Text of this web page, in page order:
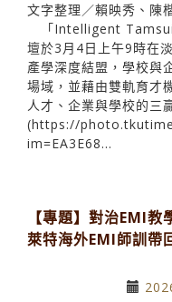
文字整理／賴映秀、
「Intelligent Tamsui
壇於3月4日上午9時在
產學深度結盟，學校與
場域，並藉由雙軌育才
人才、企業與學校的
(https://
im=EA3E68...
【專題】對治EMI
萊特海外EMI師訓帶